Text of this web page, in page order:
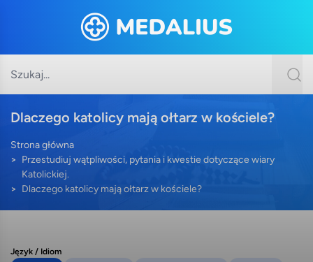
Dlaczego katolicy mają ołtarz w kościele?
Strona główna
Przestudiuj wątpliwości, pytania i kwestie dotyczące wiary
Katolickiej.
Dlaczego katolicy mają ołtarz w kościele?
Język / Idiom